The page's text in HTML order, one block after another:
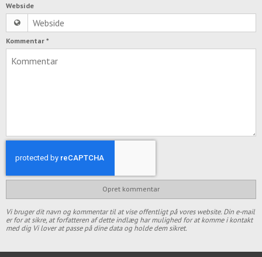
Webside
Kommentar *
Opret kommentar
Vi bruger dit navn og kommentar til at vise offentligt på vores website. Din e-mail
er for at sikre, at forfatteren af dette indlæg har mulighed for at komme i kontakt
med dig Vi lover at passe på dine data og holde dem sikret.